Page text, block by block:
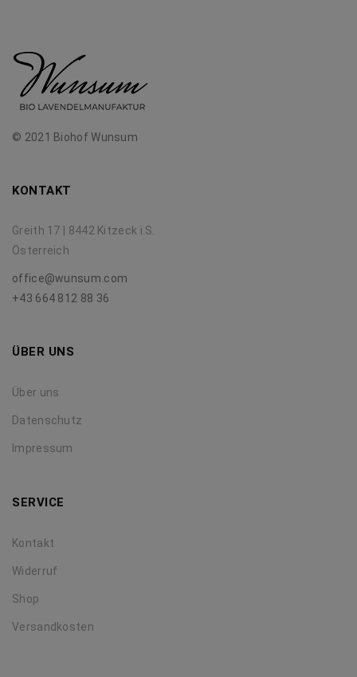
© 2021 Biohof Wunsum
KONTAKT
Greith 17 | 8442 Kitzeck i.S.
Österreich
office@wunsum.com
+43 664 812 88 36
ÜBER UNS
Über uns
Datenschutz
Impressum
SERVICE
Kontakt
Widerruf
Shop
Versandkosten